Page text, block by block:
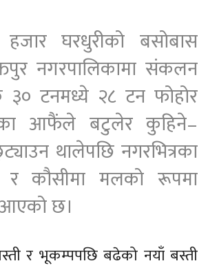
घरधुरीको बसोबास
नगरपालिकामा संकलन
टनमध्ये २८ टन फोहोर
आफैंले बटुलेर कुहिने–
थालेपछि नगरभित्रका
र कौसीमा मलको रूपमा
आएको छ।
र भूकम्पपछि बढेको नयाँ बस्ती